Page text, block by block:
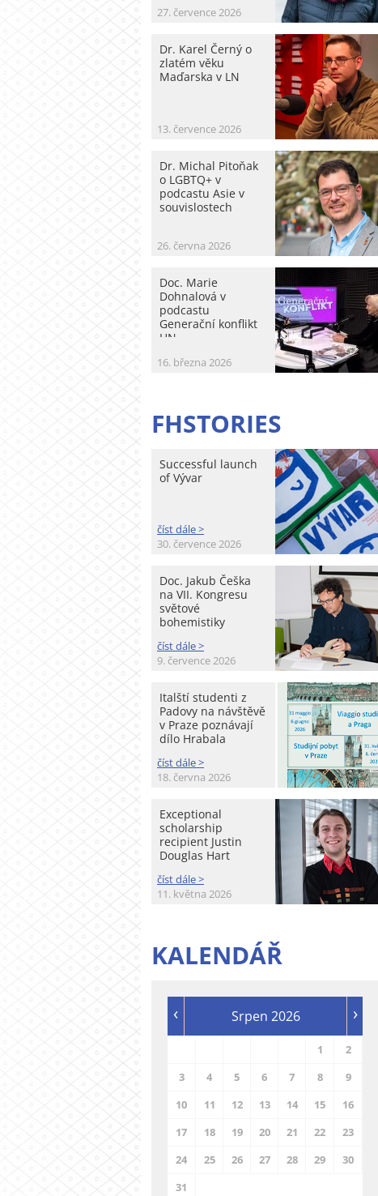
27. července 2026
Dr. Karel Černý o
zlatém věku
Maďarska v LN
13. července 2026
Dr. Michal Pitoňak
o LGBTQ+ v
podcastu Asie v
souvislostech
26. června 2026
Doc. Marie
Dohnalová v
podcastu
Generační konflikt
HN
16. března 2026
FHSTORIES
Successful launch
of Vývar
číst dále >
30. července 2026
Doc. Jakub Češka
na VII. Kongresu
světové
bohemistiky
číst dále >
9. července 2026
Italští studenti z
Padovy na návštěvě
v Praze poznávají
dílo Hrabala
číst dále >
18. června 2026
Exceptional
scholarship
recipient Justin
Douglas Hart
číst dále >
11. května 2026
KALENDÁŘ
‹ Srpen 2026 ›
1
2
3
4 5 6 7 8
9
10
11 12 13 14 15
16
17
18 19 20 21 22
23
24
25 26 27 28 29
30
31